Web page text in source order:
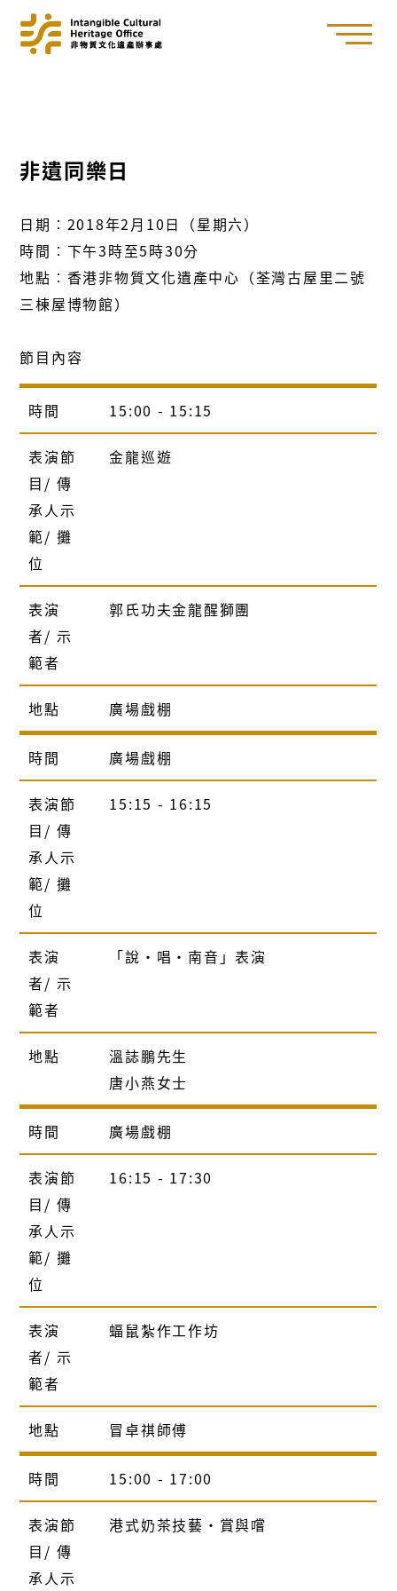
非遺同樂日
日期︰2018年2月10日（星期六）
時間︰下午3時至5時30分
地點︰香港非物質文化遺產中心（荃灣古屋里二號
三棟屋博物館）
節目內容
時間 15:00 - 15:15
表演節
目/ 傳
承人示
範/ 攤
位
金龍巡遊
表演
者/ 示
範者
郭氏功夫金龍醒獅團
地點 廣場戲棚
時間 廣場戲棚
表演節
目/ 傳
承人示
範/ 攤
位
15:15 - 16:15
表演
者/ 示
範者
「說‧唱‧南音」表演
地點
溫誌鵬先生
唐小燕女士
時間 廣場戲棚
表演節
目/ 傳
承人示
範/ 攤
位
16:15 - 17:30
表演
者/ 示
範者
蝠鼠紮作工作坊
地點 冒卓祺師傅
時間 15:00 - 17:00
表演節
目/ 傳
承人示
港式奶茶技藝‧賞與嚐